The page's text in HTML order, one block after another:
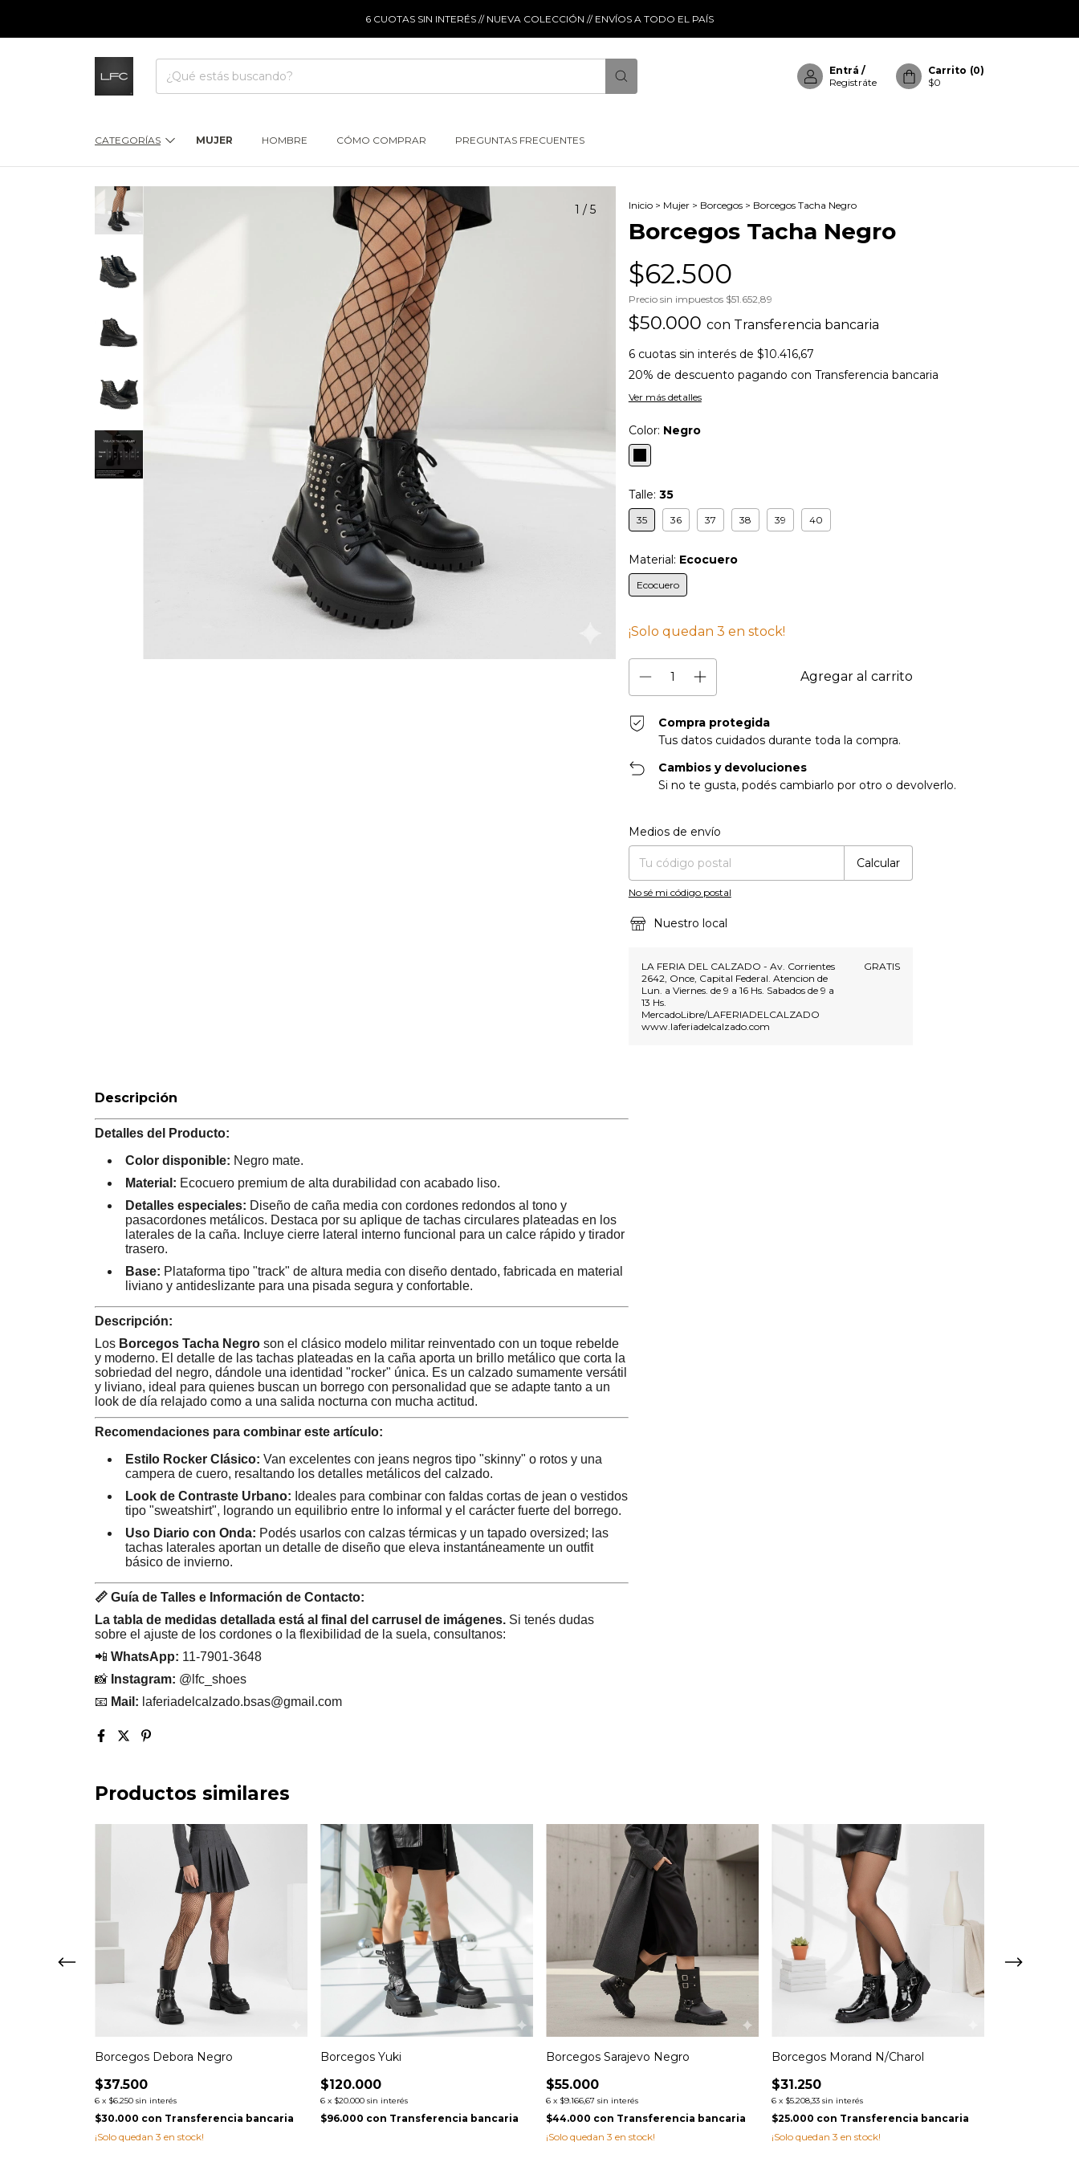
6 CUOTAS SIN INTERÉS // NUEVA COLECCIÓN // ENVÍOS A TODO EL PAÍS
Entrá /
Registráte
Carrito (0)
$0
CATEGORÍAS MUJER HOMBRE CÓMO COMPRAR PREGUNTAS FRECUENTES
1 / 5 Inicio > Mujer > Borcegos > Borcegos Tacha Negro
Borcegos Tacha Negro
$62.500
Precio sin impuestos $51.652,89
$50.000 con Transferencia bancaria
6 cuotas sin interés de $10.416,67
20% de descuento pagando con Transferencia bancaria
Ver más detalles
Color: Negro
Talle: 35
35 36 37 38 39 40
Material: Ecocuero
Ecocuero
¡Solo quedan 3 en stock!
Compra protegida
Tus datos cuidados durante toda la compra.
Cambios y devoluciones
Si no te gusta, podés cambiarlo por otro o devolverlo.
Entregas para el CP:
Medios de envío
Calcular
No sé mi código postal
Nuestro local
LA FERIA DEL CALZADO - Av. Corrientes
2642, Once, Capital Federal. Atencion de
Lun. a Viernes. de 9 a 16 Hs. Sabados de 9 a
13 Hs.
MercadoLibre/LAFERIADELCALZADO
www.laferiadelcalzado.com
GRATIS
Descripción
Detalles del Producto:
Color disponible: Negro mate.
Material: Ecocuero premium de alta durabilidad con acabado liso.
Detalles especiales: Diseño de caña media con cordones redondos al tono y
pasacordones metálicos. Destaca por su aplique de tachas circulares plateadas en los
laterales de la caña. Incluye cierre lateral interno funcional para un calce rápido y tirador
trasero.
Base: Plataforma tipo "track" de altura media con diseño dentado, fabricada en material
liviano y antideslizante para una pisada segura y confortable.
Descripción:
Los Borcegos Tacha Negro son el clásico modelo militar reinventado con un toque rebelde
y moderno. El detalle de las tachas plateadas en la caña aporta un brillo metálico que corta la
sobriedad del negro, dándole una identidad "rocker" única. Es un calzado sumamente versátil
y liviano, ideal para quienes buscan un borrego con personalidad que se adapte tanto a un
look de día relajado como a una salida nocturna con mucha actitud.
Recomendaciones para combinar este artículo:
Estilo Rocker Clásico: Van excelentes con jeans negros tipo "skinny" o rotos y una
campera de cuero, resaltando los detalles metálicos del calzado.
Look de Contraste Urbano: Ideales para combinar con faldas cortas de jean o vestidos
tipo "sweatshirt", logrando un equilibrio entre lo informal y el carácter fuerte del borrego.
Uso Diario con Onda: Podés usarlos con calzas térmicas y un tapado oversized; las
tachas laterales aportan un detalle de diseño que eleva instantáneamente un outfit
básico de invierno.
📏 Guía de Talles e Información de Contacto:
La tabla de medidas detallada está al final del carrusel de imágenes. Si tenés dudas
sobre el ajuste de los cordones o la flexibilidad de la suela, consultanos:
📲 WhatsApp: 11-7901-3648
📸 Instagram: @lfc_shoes
📧 Mail: laferiadelcalzado.bsas@gmail.com
Productos similares
Borcegos Debora Negro
$37.500
6 x $6.250 sin interés
$30.000 con Transferencia bancaria
¡Solo quedan 3 en stock!
Borcegos Yuki
$120.000
6 x $20.000 sin interés
$96.000 con Transferencia bancaria
Borcegos Sarajevo Negro
$55.000
6 x $9.166,67 sin interés
$44.000 con Transferencia bancaria
¡Solo quedan 3 en stock!
Borcegos Morand N/Charol
$31.250
6 x $5.208,33 sin interés
$25.000 con Transferencia bancaria
¡Solo quedan 3 en stock!